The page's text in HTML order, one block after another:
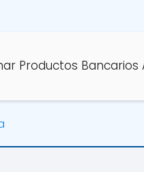
Productos Bancarios